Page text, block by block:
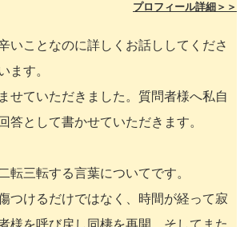
プロフィール詳細＞＞
いことなのに詳しくお話ししてくださ
ます。
せていただきました。質問者様へ私自
答として書かせていただきます。
転三転する言葉についてです。
つけるだけではなく、時間が経って寂
様を呼び戻し同棲を再開。そしてまた